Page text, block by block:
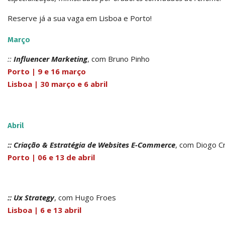
Reserve já a sua vaga em Lisboa e Porto!
Março
:: InfluencerMarketing, com Bruno Pinho
Porto | 9 e 16 março
Lisboa | 30 março e 6 abril
Abril
:: Criação & Estratégia de Websites E-Commerce, com Diogo
Porto | 06 e 13 de abril
:: Ux Strategy, com Hugo Froes
Lisboa | 6 e 13 abril